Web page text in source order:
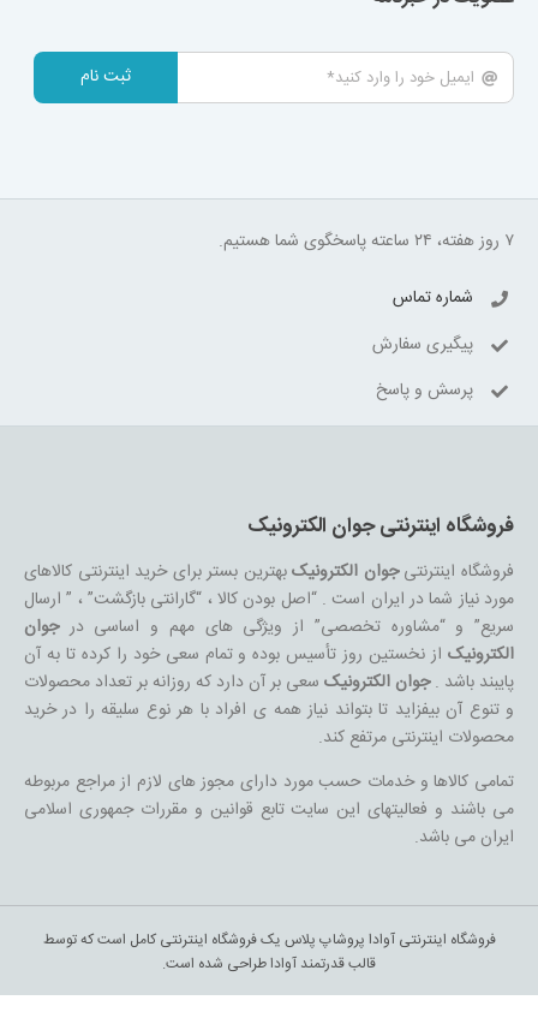
ثبت نام
۷ روز هفته، ۲۴ ساعته پاسخگوی شما هستیم.
شماره تماس
پیگیری سفارش
پرسش و پاسخ
فروشگاه اینترنتی جوان الکترونیک
فروشگاه اینترنتیجوان الکترونیکبهترین بستر برای خرید اینترنتی کالاهای
مورد نیاز شما در ایران است . “اصل بودن کالا ، “گارانتی بازگشت” ، ” ارسال
سریع” و “مشاوره تخصصی” از ویژگی های مهم و اساسی درجوان
الکترونیکاز نخستین روز تأسیس بوده و تمام سعی خود را کرده تا به آن
پایبند باشد .جوان الکترونیکسعی بر آن دارد که روزانه بر تعداد محصولات
و تنوع آن بیفزاید تا بتواند نیاز همه ی افراد با هر نوع سلیقه را در خرید
محصولات اینترنتی مرتفع کند.
تمامی کالاها و خدمات حسب مورد دارای مجوز های لازم از مراجع مربوطه
می باشند و فعالیتهای این سایت تابع قوانین و مقررات جمهوری اسلامی
ایران می باشد.
فروشگاه اینترنتی آوادا پروشاپ پلاس یک فروشگاه اینترنتی کامل است که توسط
قالب قدرتمند آوادا طراحی شده است.